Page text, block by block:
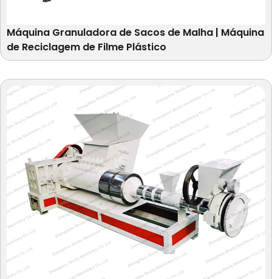
Máquina Granuladora de Sacos de Malha | Máquina
de Reciclagem de Filme Plástico